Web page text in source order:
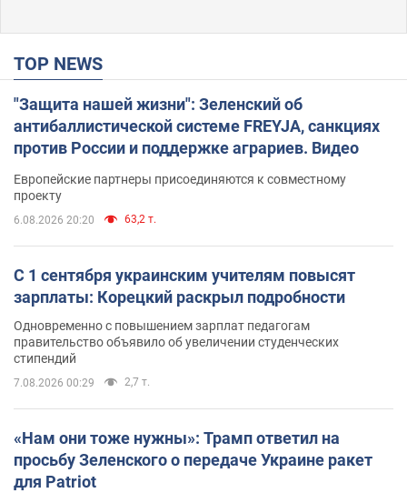
TOP NEWS
"Защита нашей жизни": Зеленский об
антибаллистической системе FREYJA, санкциях
против России и поддержке аграриев. Видео
Европейские партнеры присоединяются к совместному
проекту
6.08.2026 20:20 63,2 т.
С 1 сентября украинским учителям повысят
зарплаты: Корецкий раскрыл подробности
Одновременно с повышением зарплат педагогам
правительство объявило об увеличении студенческих
стипендий
7.08.2026 00:29 2,7 т.
«Нам они тоже нужны»: Трамп ответил на
просьбу Зеленского о передаче Украине ракет
для Patriot